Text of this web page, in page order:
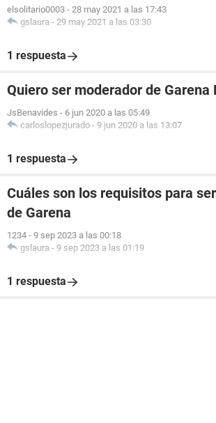
elsolitario0003 - 28 may 2021 a las 17:43
gslaura - 29 may 2021 a las 03:30
1 respuesta
Quiero ser moderador de Garena
JsBenavides - 6 jun 2020 a las 05:49
carloslopezjurado - 9 jun 2020 a las 13:07
1 respuesta
Cuáles son los requisitos para
de Garena
1234 - 9 sep 2023 a las 00:18
gslaura - 9 sep 2023 a las 01:19
1 respuesta